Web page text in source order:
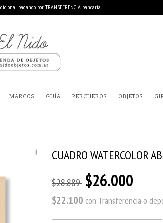
pagando por TRANSFERENCIA bancaria.
MARCOS GUÍA PERCHEROS OBJETOS
CUADRO WATERCOLOR
$28.889 $26.000
$22.100con Transferencia o